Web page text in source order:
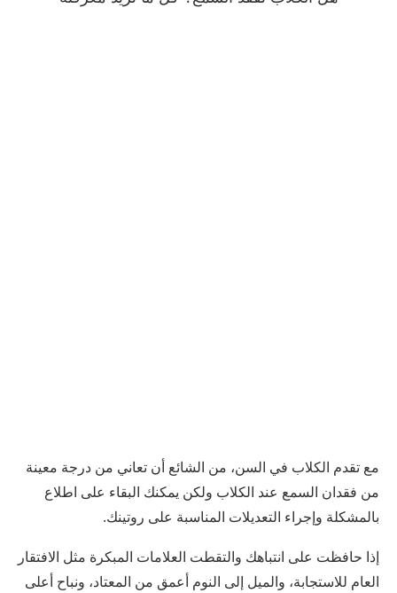
مع تقدم الكلاب في السن، من الشائع أن تعاني من درجة معينة
من فقدان السمع عند الكلاب ولكن يمكنك البقاء على اطلاع
بالمشكلة وإجراء التعديلات المناسبة على روتينك.
إذا حافظت على انتباهك والتقطت العلامات المبكرة مثل الافتقار
العام للاستجابة، والميل إلى النوم أعمق من المعتاد، ونباح أعلى